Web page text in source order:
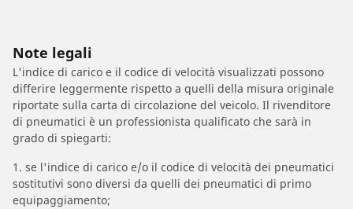
Note legali
L'indice di carico e il codice di velocità visualizzati possono
differire leggermente rispetto a quelli della misura originale
riportate sulla carta di circolazione del veicolo. Il rivenditore
di pneumatici è un professionista qualificato che sarà in
grado di spiegarti:
1. se l'indice di carico e/o il codice di velocità dei pneumatici
sostitutivi sono diversi da quelli dei pneumatici di primo
equipaggiamento;